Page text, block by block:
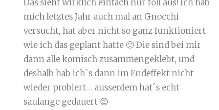
Das sieht wirklich einfach nur toll aus! Ich hab
mich letztes Jahr auch mal an Gnocchi
versucht, hat aber nicht so ganz funktioniert
wie ich das geplant hatte 🙂 Die sind bei mir
dann alle komisch zusammengeklebt, und
deshalb hab ich´s dann im Endeffekt nicht
wieder probiert… ausserdem hat´s echt
saulange gedauert 😉